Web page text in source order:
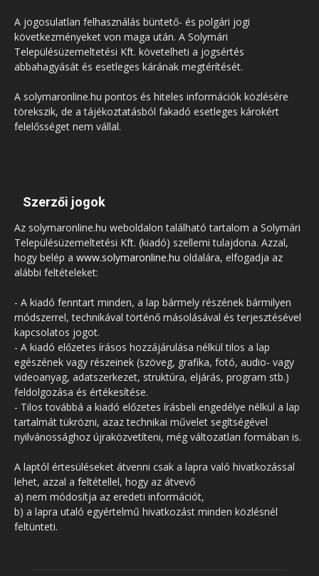
A jogosulatlan felhasználás büntető- és polgári jogi
következményeket von maga után. A Solymári
Településüzemeltetési Kft. követelheti a jogsértés
abbahagyását és esetleges kárának megtérítését.
A solymaronline.hu pontos és hiteles információk közlésére
törekszik, de a tájékoztatásból fakadó esetleges károkért
felelősséget nem vállal.
Szerzői jogok
Az solymaronline.hu weboldalon található tartalom a Solymári
Településüzemeltetési Kft. (kiadó) szellemi tulajdona. Azzal,
hogy belép a www.solymaronline.hu oldalára, elfogadja az
alábbi feltételeket:
- A kiadó fenntart minden, a lap bármely részének bármilyen
módszerrel, technikával történő másolásával és terjesztésével
kapcsolatos jogot.
- A kiadó előzetes írásos hozzájárulása nélkül tilos a lap
egészének vagy részeinek (szöveg, grafika, fotó, audio- vagy
videoanyag, adatszerkezet, struktúra, eljárás, program stb.)
feldolgozása és értékesítése.
- Tilos továbbá a kiadó előzetes írásbeli engedélye nélkül a lap
tartalmát tükrözni, azaz technikai művelet segítségével
nyilvánossághoz újraközvetíteni, még változatlan formában is.
A laptól értesüléseket átvenni csak a lapra való hivatkozással
lehet, azzal a feltétellel, hogy az átvevő
a) nem módosítja az eredeti információt,
b) a lapra utaló egyértelmű hivatkozást minden közlésnél
feltünteti.